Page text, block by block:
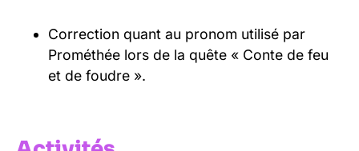
Correction quant au pronom utilisé par
Prométhée lors de la quête « Conte de feu
et de foudre ».